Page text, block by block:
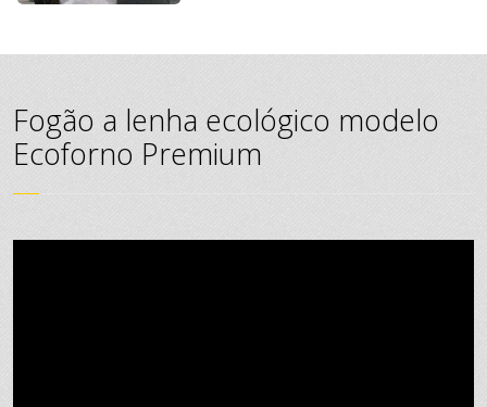
Fogão a lenha ecológico modelo
Ecoforno Premium